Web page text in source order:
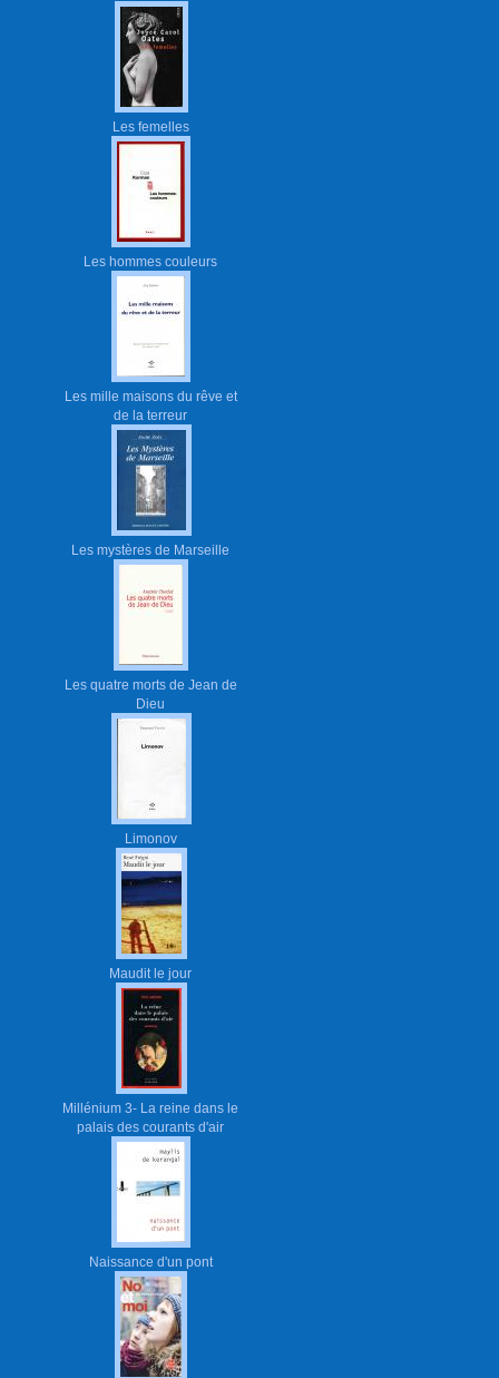
Les femelles
Les hommes couleurs
Les mille maisons du rêve et
de la terreur
Les mystères de Marseille
Les quatre morts de Jean de
Dieu
Limonov
Maudit le jour
Millénium 3- La reine dans le
palais des courants d'air
Naissance d'un pont